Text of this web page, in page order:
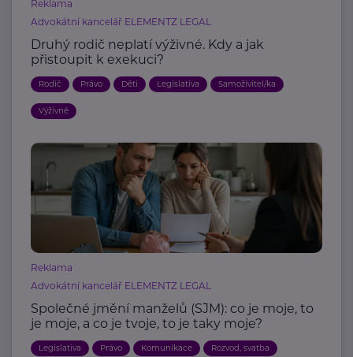
Reklama
Advokátní kancelář ELEMENTZ LEGAL
Druhý rodič neplatí výživné. Kdy a jak
přistoupit k exekuci?
Rodič Právo Děti Legislativa Samoživitel/ka
Výživné
Reklama
Advokátní kancelář ELEMENTZ LEGAL
Společné jmění manželů (SJM): co je moje, to
je moje, a co je tvoje, to je taky moje?
Legislativa Právo Komunikace Rozvod, svatba